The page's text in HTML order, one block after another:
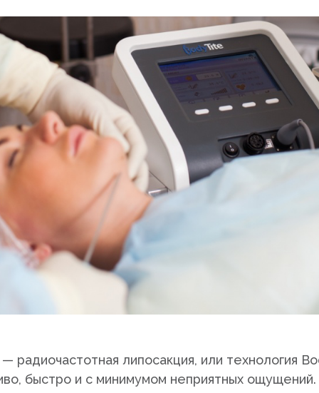
радиочастотная липосакция, или технология
быстро и с минимумом неприятных ощущений.